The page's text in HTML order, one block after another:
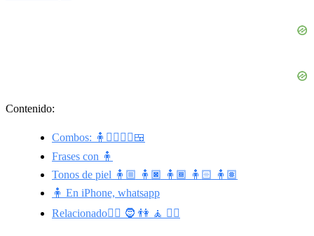
Contenido:
Combos: 🧍🧍‍♂️🧍‍♀️🍱
Frases con 🧍
Tonos de piel 🧍🏼 🧍🏿 🧍🏾 🧍🏻 🧍🏽
🧍 En iPhone, whatsapp
Relacionado🧍‍♂️ 🧔 👫 🧘 🧍‍♀️